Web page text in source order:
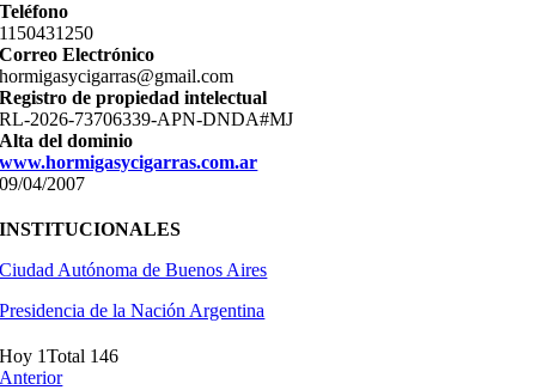
Teléfono
11­50431250
Correo Electrónico
hormigasycigarras@gmail.com
Registro de propiedad intelectual
RL-2026-73706339-APN-DNDA#MJ
Alta del dominio
www.hormigasycigarras.com.ar
09/04/2007
INSTITUCIONALES
Ciudad Autónoma de Buenos Aires
Presidencia de la Nación Argentina
Hoy 1Total 146
Anterior